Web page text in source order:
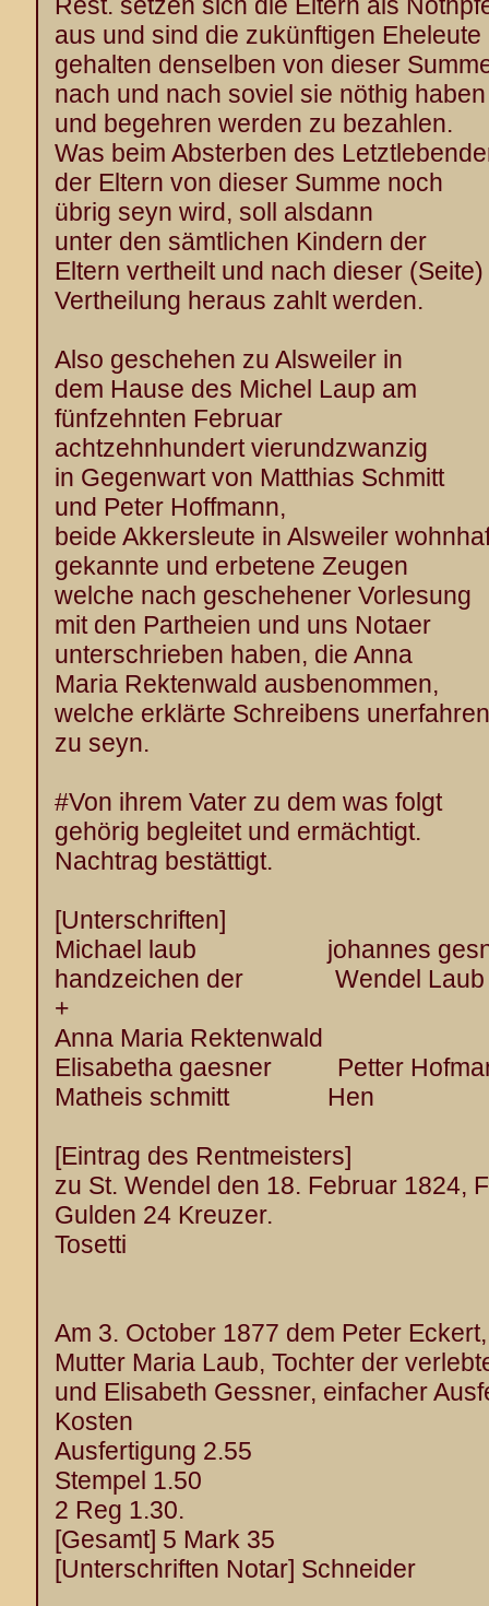
aus und sind die zukünftigen Eheleute
gehalten denselben von dieser
nach und nach soviel sie nöthig haben
und begehren werden zu bezahlen.
Was beim Absterben des
der Eltern von dieser Summe noch
übrig seyn wird, soll alsdann
unter den sämtlichen Kindern der
Eltern vertheilt und nach dieser (Seite)
Vertheilung heraus zahlt werden.
Also geschehen zu Alsweiler in
dem Hause des Michel Laup am
fünfzehnten Februar
achtzehnhundert vierundzwanzig
in Gegenwart von Matthias Schmitt
und Peter Hoffmann,
beide Akkersleute in Alsweiler
gekannte und erbetene Zeugen
welche nach geschehener Vorlesung
mit den Partheien und uns Notaer
unterschrieben haben, die Anna
Maria Rektenwald ausbenommen,
welche erklärte Schreibens unerfahren
zu seyn.
#Von ihrem Vater zu dem was folgt
gehörig begleitet und ermächtigt.
Nachtrag bestättigt.
[Unterschriften]
Michael laub johannes
handzeichen der Wendel Laub
+
Anna Maria Rektenwald
Elisabetha gaesner Petter
Matheis schmitt Hen
[Eintrag des Rentmeisters]
zu St. Wendel den 18. Februar 1824,
Gulden 24 Kreuzer.
Tosetti
Am 3. October 1877 dem Peter
Mutter Maria Laub, Tochter der
und Elisabeth Gessner, einfacher
Kosten
Ausfertigung 2.55
Stempel 1.50
2 Reg 1.30.
[Gesamt] 5 Mark 35
[Unterschriften Notar] Schneider